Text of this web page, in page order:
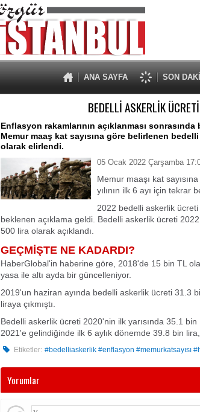
ANA SAYFA SON
BEDELLİ ASKERLİK
Enflasyon rakamlarının açıklanması
Memur maaş kat sayısına göre belirlenen
olarak elirlendi.
05 Ocak 2022 Çarşamba
Memur maaşı kat
yılının ilk 6 ayı için tekrar
2022 bedelli askerlik
beklenen açıklama geldi. Bedelli askerlik ücreti
500 lira olarak açıklandı.
GEÇMİŞTE NE KADARDI?
HaberGlobal'in haberine göre, 2018'de 15 bin TL
yasa ile altı ayda bir güncelleniyor.
2019'un haziran ayında bedelli askerlik ücreti 31.3
liraya çıkmıştı.
Bedelli askerlik ücreti 2020'nin ilk yarısında 35.1
2021'e gelindiğinde ilk 6 aylık dönemde 39.8 bin
Etiketler: #bedelliaskerlik #enflasyon #memurkatsayısı
Yorumlar